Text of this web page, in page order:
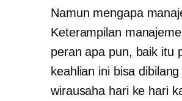
Namun mengapa
Keterampilan
peran apa pun, baik itu
keahlian ini bisa
wirausaha hari ke hari